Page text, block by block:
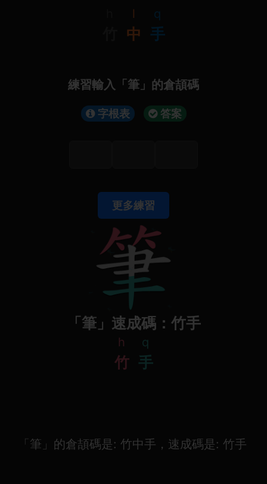
l
中
q
手
練習輸入「筆」的倉頡碼
字根表 答案
更多練習
「筆」速成碼：竹手
h
竹
q
手
「筆」的倉頡碼是: 竹中手，速成碼是: 竹手